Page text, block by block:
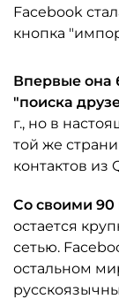
Facebook
кнопка
Впервые она
"поиска
г., но в
той же
контактов из
Со своими 90
остается
сетью.
остальном